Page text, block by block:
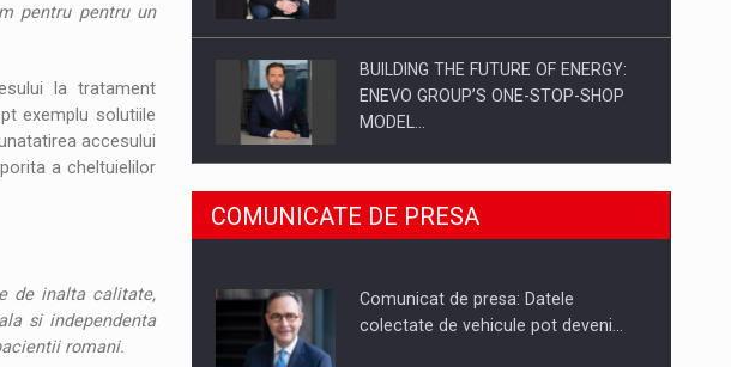
pentru pentru un
la tratament
exemplu solutiile
accesului
a cheltuielilor
de inalta calitate,
si independenta
romani.
BUILDING THE FUTURE OF ENERGY:
ENEVO GROUP’S ONE-STOP-SHOP
MODEL…
ROOTED IN ROMANIA, BUILT TO
DELIVER TECHNOLOGY FOR THE…
PUTTING ROMANIAN CORPORATE
COMUNICATE DE PRESA
Comunicat de presa: Datele
colectate de vehicule pot deveni…